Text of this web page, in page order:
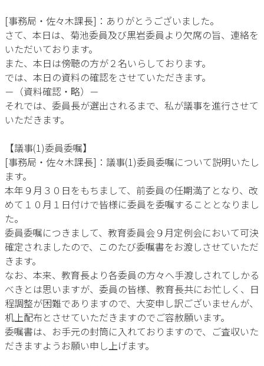
[事務局・佐々木課長]：ありがとうございました。
さて、本日は、菊池委員及び黒岩委員より欠席の旨、連絡を
いただいております。
また、本日は傍聴の方が２名いらしております。
では、本日の資料の確認をさせていただきます。
－（資料確認・略）－
それでは、委員長が選出されるまで、私が議事を進行させて
いただきます。
【議事(1)委員委嘱】
[事務局・佐々木課長]：議事(1)委員委嘱について説明いたし
ます。
本年９月３０日をもちまして、前委員の任期満了となり、改
めて１０月１日付けで皆様に委員を委嘱することとなりまし
た。
委員委嘱につきまして、教育委員会９月定例会において可決
確定されましたので、このたび委嘱書をお渡しさせていただ
きます。
なお、本来、教育長より各委員の方々へ手渡しされてしかる
べきとは思いますが、委員の皆様、教育長共にお忙しく、日
程調整が困難でありますので、大変申し訳ございませんが、
机上配布とさせていただきますのでご容赦願います。
委嘱書は、お手元の封筒に入れておりますので、ご査収いた
だきますようお願い申し上げます。